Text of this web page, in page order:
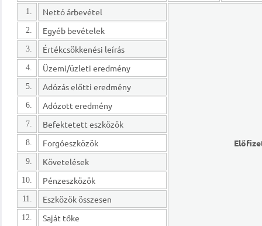
1. Nettó árbevétel
2. Egyéb bevételek
3. Értékcsökkenési leírás
4. Üzemi/üzleti eredmény
5. Adózás előtti eredmény
6. Adózott eredmény
7. Befektetett eszközök
8. Forgóeszközök
9. Követelések
10. Pénzeszközök
11. Eszközök összesen
12. Saját tőke